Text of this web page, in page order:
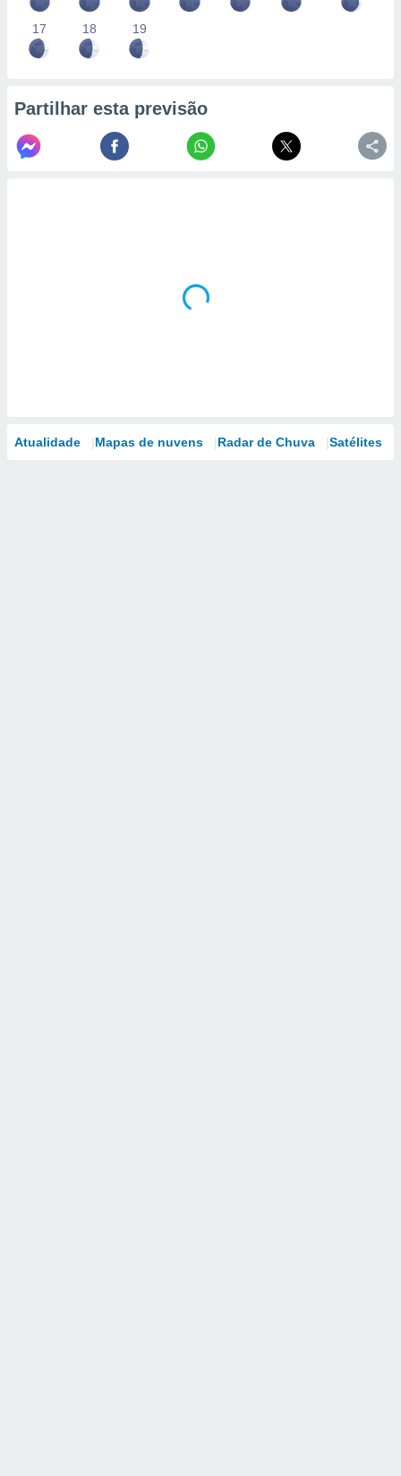
17 18 19
Partilhar esta previsão
Atualidade Mapas de nuvens Radar de Chuva Satélites